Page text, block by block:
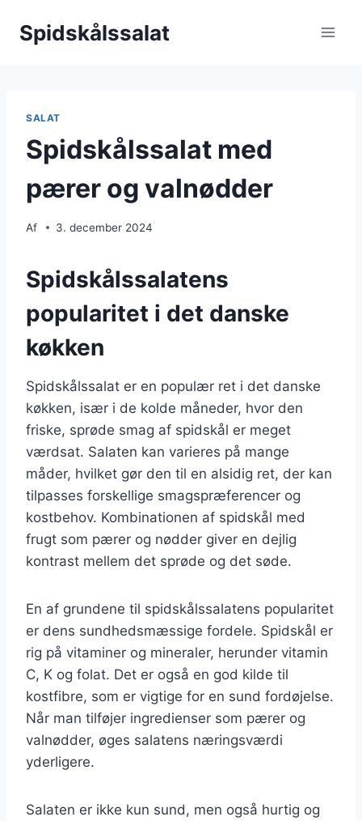
Spidskålssalat
SALAT
Spidskålssalat med
pærer og valnødder
Af 3. december 2024
Spidskålssalatens
popularitet i det danske
køkken
Spidskålssalat er en populær ret i det danske
køkken, især i de kolde måneder, hvor den
friske, sprøde smag af spidskål er meget
værdsat. Salaten kan varieres på mange
måder, hvilket gør den til en alsidig ret, der kan
tilpasses forskellige smagspræferencer og
kostbehov. Kombinationen af spidskål med
frugt som pærer og nødder giver en dejlig
kontrast mellem det sprøde og det søde.
En af grundene til spidskålssalatens popularitet
er dens sundhedsmæssige fordele. Spidskål er
rig på vitaminer og mineraler, herunder vitamin
C, K og folat. Det er også en god kilde til
kostfibre, som er vigtige for en sund fordøjelse.
Når man tilføjer ingredienser som pærer og
valnødder, øges salatens næringsværdi
yderligere.
Salaten er ikke kun sund, men også hurtig og